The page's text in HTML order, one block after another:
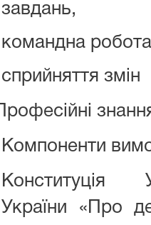
завдань,
командна
сприйняття змін
Професійні
Компоненти
Конституція
України «Про